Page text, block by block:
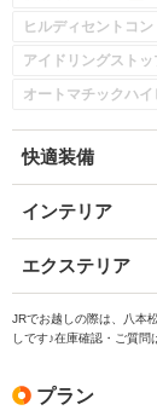
ヒルディセントコ
アイドリングストッ
オートマチックハイ
快適装備
インテリア
エクステリア
JRでお越しの際は、八本
しです♪在庫確認・ご質
プラン